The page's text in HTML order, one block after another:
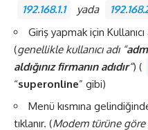
192.168.1.1
yada
Giriş yapmak için
(genellikle kullanıcı adı “
aldığınız firmanın adıdır“) (
“superonline” gibi)
Menü kısmına
tıklanır. (Modem türüne